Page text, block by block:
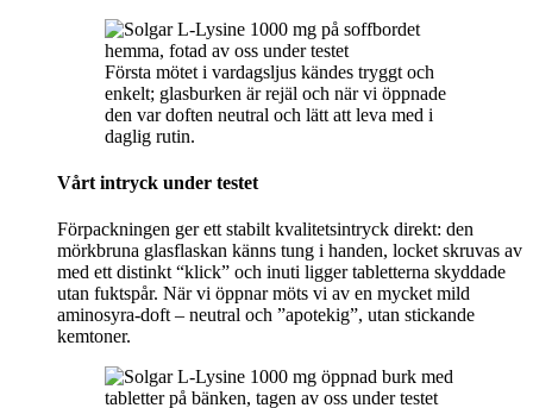
Första mötet i vardagsljus kändes tryggt och
enkelt; glasburken är rejäl och när vi öppnade
den var doften neutral och lätt att leva med i
daglig rutin.
Vårt intryck under testet
Förpackningen ger ett stabilt kvalitetsintryck direkt: den
mörkbruna glasflaskan känns tung i handen, locket skruvas av
med ett distinkt “klick” och inuti ligger tabletterna skyddade
utan fuktspår. När vi öppnar möts vi av en mycket mild
aminosyra-doft – neutral och ”apotekig”, utan stickande
kemtoner.